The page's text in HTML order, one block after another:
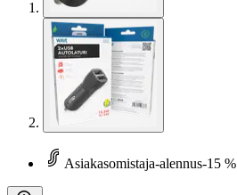
Asiakasomistaja-alennus-15 %